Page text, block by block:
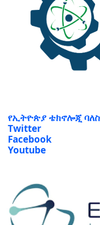
የኢትዮጵያ ቴክኖሎጂ
Twitter
Facebook
Youtube